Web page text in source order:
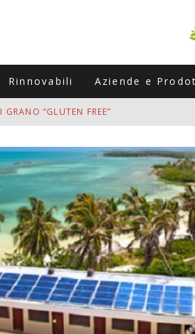
Rinnovabili Aziende e
“GLUTEN FREE”
CITRA 400 COLLABORATORI
I 3 ERRORI PIÙ COMUNI CHE
LA NUOVA FRONTIERA DEL